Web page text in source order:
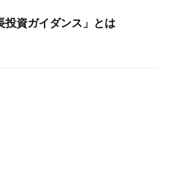
投資ガイダンス」とは